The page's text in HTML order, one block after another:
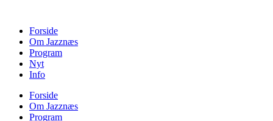
Forside
Om Jazznæs
Program
Nyt
Info
Forside
Om Jazznæs
Program